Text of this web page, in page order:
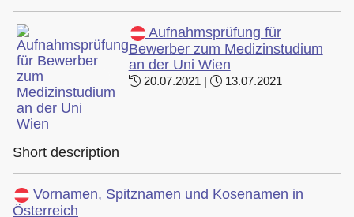
Aufnahmsprüfung für
Bewerber zum Medizinstudium
an der Uni Wien
20.07.2021 | 13.07.2021
Short description
Vornamen, Spitznamen und Kosenamen in
Österreich